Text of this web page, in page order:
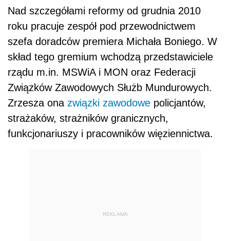
Nad szczegółami reformy od grudnia 2010
roku pracuje zespół pod przewodnictwem
szefa doradców premiera Michała Boniego. W
skład tego gremium wchodzą przedstawiciele
rządu m.in. MSWiA i MON oraz Federacji
Związków Zawodowych Służb Mundurowych.
Zrzesza ona związki zawodowe policjantów,
strażaków, strażników granicznych,
funkcjonariuszy i pracowników więziennictwa.
REKLAMA